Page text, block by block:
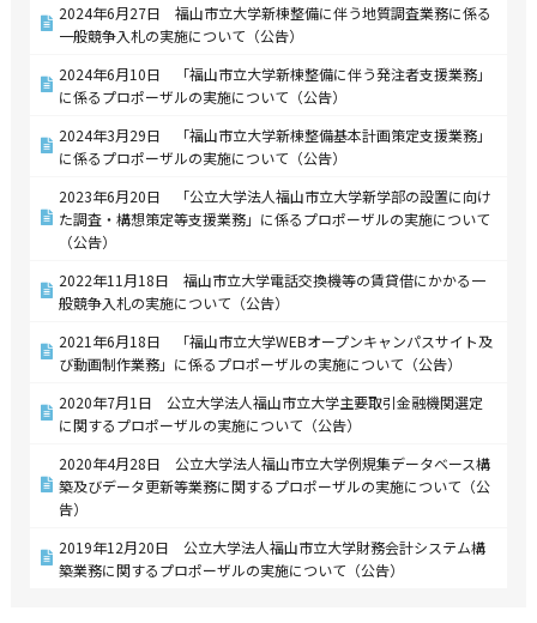
2024年6月27日 福山市立大学新棟整備に伴う地質調査業務に係る
一般競争入札の実施について（公告）
2024年6月10日 「福山市立大学新棟整備に伴う発注者支援業務」
に係るプロポーザルの実施について（公告）
2024年3月29日 「福山市立大学新棟整備基本計画策定支援業務」
に係るプロポーザルの実施について（公告）
2023年6月20日 「公立大学法人福山市立大学新学部の設置に向け
た調査・構想策定等支援業務」に係るプロポーザルの実施について
（公告）
2022年11月18日 福山市立大学電話交換機等の賃貸借にかかる一
般競争入札の実施について（公告）
2021年6月18日 「福山市立大学WEBオープンキャンパスサイト及
び動画制作業務」に係るプロポーザルの実施について（公告）
2020年7月1日 公立大学法人福山市立大学主要取引金融機関選定
に関するプロポーザルの実施について（公告）
2020年4月28日 公立大学法人福山市立大学例規集データベース構
築及びデータ更新等業務に関するプロポーザルの実施について（公
告）
2019年12月20日 公立大学法人福山市立大学財務会計システム構
築業務に関するプロポーザルの実施について（公告）